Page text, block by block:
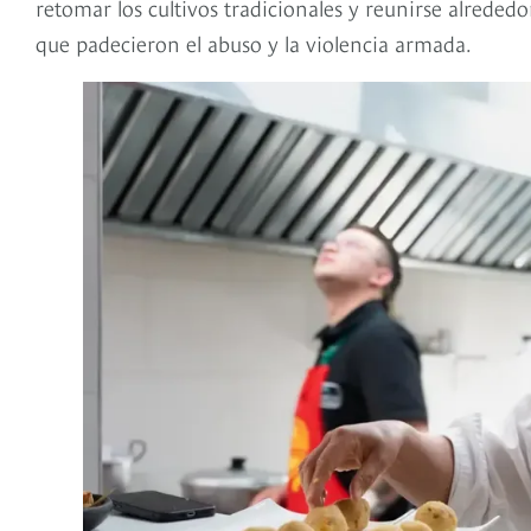
retomar los cultivos tradicionales y reunirse
que padecieron el abuso y la violencia armada.